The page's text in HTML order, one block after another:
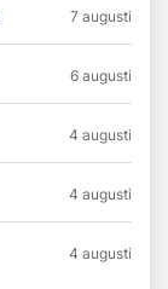
7 augusti
6 augusti
4 augusti
4 augusti
4 augusti